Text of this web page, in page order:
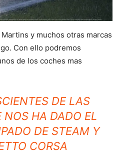
y muchos otras marcas
Con ello podremos
de los coches mas
DE LAS
NOS HA DADO EL
DE STEAM Y
CORSA